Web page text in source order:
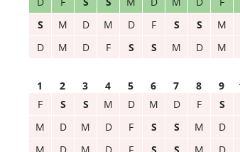
S M D M D F S S M
D M D F S S M D M
1 2 3 4 5 6 7 8 9
F S S M D M D F S
M D M D F S S M D